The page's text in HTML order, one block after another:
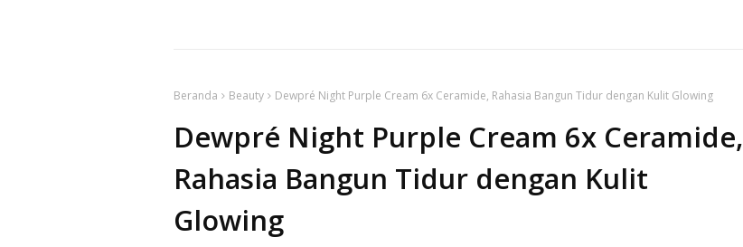
Beranda Beauty Dewpré Night Purple Cream 6x Ceramide, Rahasia Bangun Tidur dengan Kulit Glowing
Dewpré Night Purple Cream 6x Ceramide,
Rahasia Bangun Tidur dengan Kulit
Glowing